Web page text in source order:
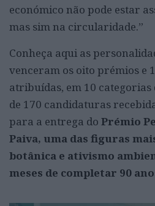
económico não pode estar
mas sim na circularidade.”
Conheça aqui as
venceram os oito prémios e
atribuídas, em 10
de 170 candidaturas
para a entrega do Prémio
Paiva, uma das figuras
botânica e ativismo
meses de completar 90